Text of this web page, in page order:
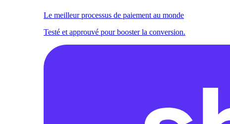
Le meilleur processus de paiement au monde
Testé et approuvé pour booster la conversion.